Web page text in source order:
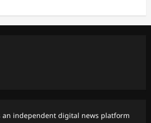
an independent digital news platform